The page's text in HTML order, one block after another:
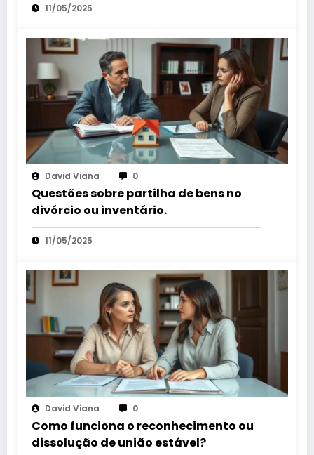
11/05/2025
David Viana 0
Questões sobre partilha de bens no
divórcio ou inventário.
11/05/2025
David Viana 0
Como funciona o reconhecimento ou
dissolução de união estável?